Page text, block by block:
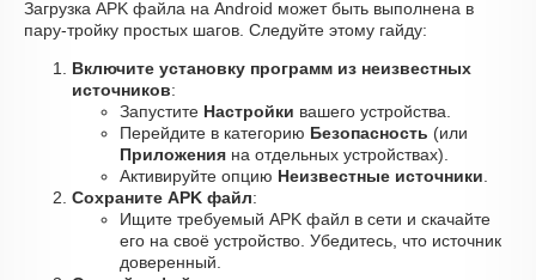
Загрузка APK файла на Android может быть выполнена в
пару-тройку простых шагов. Следуйте этому гайду:
Включите установку программ из неизвестных
источников:
Запустите Настройки вашего устройства.
Перейдите в категорию Безопасность (или
Приложения на отдельных устройствах).
Активируйте опцию Неизвестные источники
Сохраните APK файл:
Ищите требуемый APK файл в сети и скачайте
его на своё устройство. Убедитесь, что источник
доверенный.